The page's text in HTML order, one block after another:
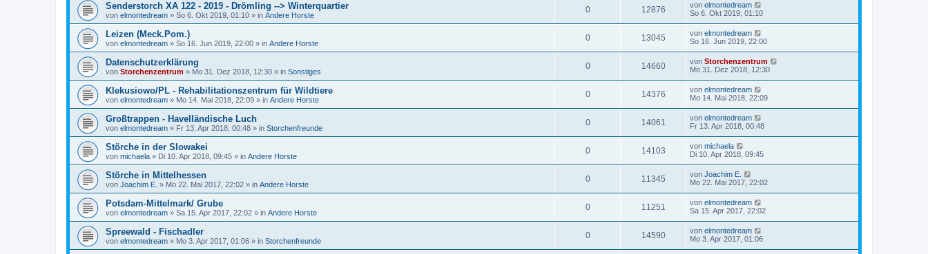
Senderstorch XA 122 - 2019 - Drömling --> Winterquartier
von elmontedream » So 6. Okt 2019, 01:10 » in Andere Horste
0 12876 von elmontedream
So 6. Okt 2019, 01:10
Leizen (Meck.Pom.)
von elmontedream » So 16. Jun 2019, 22:00 » in Andere Horste
0 13045 von elmontedream
So 16. Jun 2019, 22:00
Datenschutzerklärung
von Storchenzentrum » Mo 31. Dez 2018, 12:30 » in Sonstiges
0 14660 von Storchenzentrum
Mo 31. Dez 2018, 12:30
Klekusiowo/PL - Rehabilitationszentrum für Wildtiere
von elmontedream » Mo 14. Mai 2018, 22:09 » in Andere Horste
0 14376 von elmontedream
Mo 14. Mai 2018, 22:09
Großtrappen - Havelländische Luch
von elmontedream » Fr 13. Apr 2018, 00:48 » in Storchenfreunde
0 14061 von elmontedream
Fr 13. Apr 2018, 00:48
Störche in der Slowakei
von michaela » Di 10. Apr 2018, 09:45 » in Andere Horste
0 14103 von michaela
Di 10. Apr 2018, 09:45
Störche in Mittelhessen
von Joachim E. » Mo 22. Mai 2017, 22:02 » in Andere Horste
0 11345 von Joachim E.
Mo 22. Mai 2017, 22:02
Potsdam-Mittelmark/ Grube
von elmontedream » Sa 15. Apr 2017, 22:02 » in Andere Horste
0 11251 von elmontedream
Sa 15. Apr 2017, 22:02
Spreewald - Fischadler
von elmontedream » Mo 3. Apr 2017, 01:06 » in Storchenfreunde
0 14590 von elmontedream
Mo 3. Apr 2017, 01:06